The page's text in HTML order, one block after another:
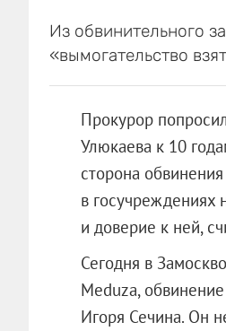
Из обвинительного
«вымогательство
Прокурор
Улюкаева к 10
сторона
в госучреждениях
и доверие к ней,
Сегодня в
Meduza,
Игоря Сечина. Он